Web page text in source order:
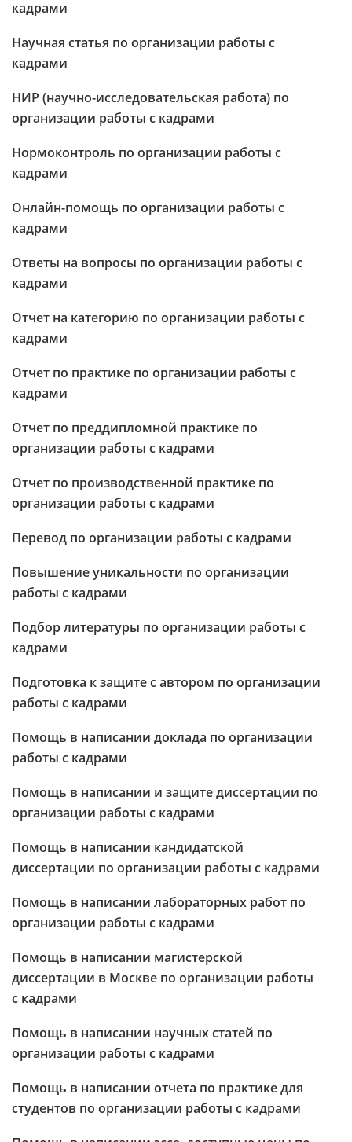
кадрами
Научная статья по организации работы с
кадрами
НИР (научно-исследовательская работа) по
организации работы с кадрами
Нормоконтроль по организации работы с
кадрами
Онлайн-помощь по организации работы с
кадрами
Ответы на вопросы по организации работы с
кадрами
Отчет на категорию по организации работы с
кадрами
Отчет по практике по организации работы с
кадрами
Отчет по преддипломной практике по
организации работы с кадрами
Отчет по производственной практике по
организации работы с кадрами
Перевод по организации работы с кадрами
Повышение уникальности по организации
работы с кадрами
Подбор литературы по организации работы с
кадрами
Подготовка к защите с автором по организации
работы с кадрами
Помощь в написании доклада по организации
работы с кадрами
Помощь в написании и защите диссертации по
организации работы с кадрами
Помощь в написании кандидатской
диссертации по организации работы с кадрами
Помощь в написании лабораторных работ по
организации работы с кадрами
Помощь в написании магистерской
диссертации в Москве по организации работы
с кадрами
Помощь в написании научных статей по
организации работы с кадрами
Помощь в написании отчета по практике для
студентов по организации работы с кадрами